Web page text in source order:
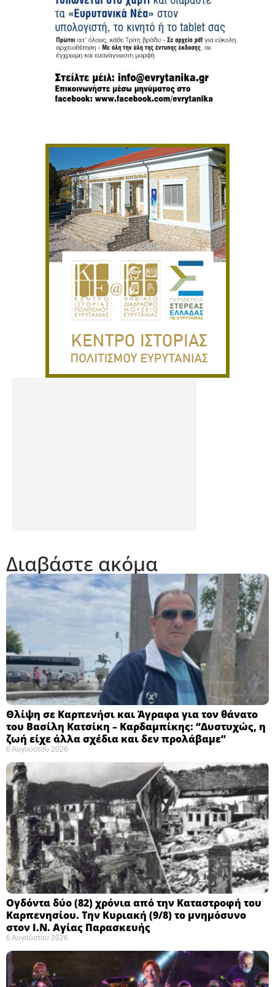
Διαβάστε ακόμα
Θλίψη σε Καρπενήσι και Άγραφα για τον θάνατο
του Βασίλη Κατσίκη – Καρδαμπίκης: “Δυστυχώς, η
ζωή είχε άλλα σχέδια και δεν προλάβαμε”
6 Αυγούστου 2026
Ογδόντα δύο (82) χρόνια από την Καταστροφή του
Καρπενησίου. Την Κυριακή (9/8) το μνημόσυνο
στον Ι.Ν. Αγίας Παρασκευής
6 Αυγούστου 2026